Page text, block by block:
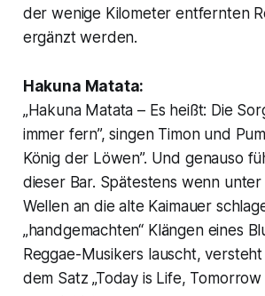
der wenige Kilometer entfernten
ergänzt werden.
Hakuna Matata:
„Hakuna Matata – Es heißt: Die
immer fern”, singen Timon und
König der Löwen”. Und genauso
dieser Bar. Spätestens wenn unter
Wellen an die alte Kaimauer
„handgemachten“ Klängen eines
Reggae-Musikers lauscht,
dem Satz „Today is Life,